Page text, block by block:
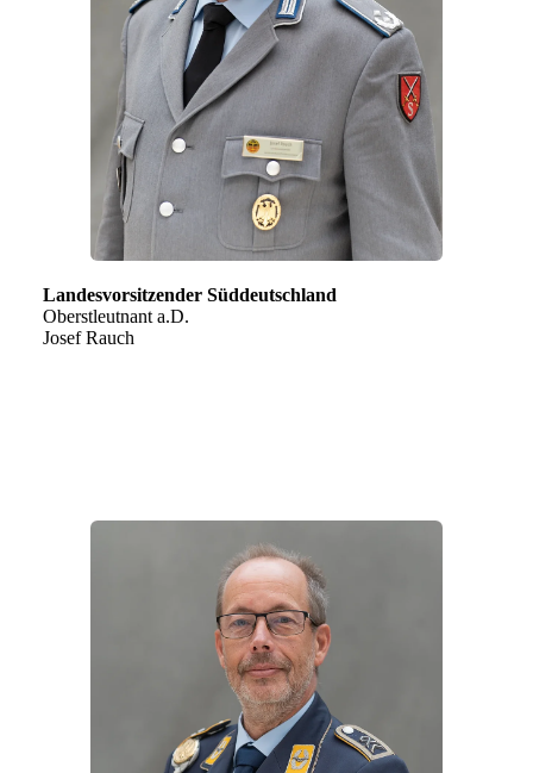
Landesvorsitzender Süddeutschland
Oberstleutnant a.D.
Josef Rauch